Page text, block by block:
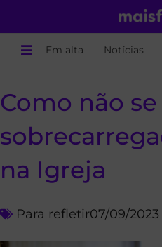
Em alta Notícias
Como não
na Igreja
Para refletir07/09/2023